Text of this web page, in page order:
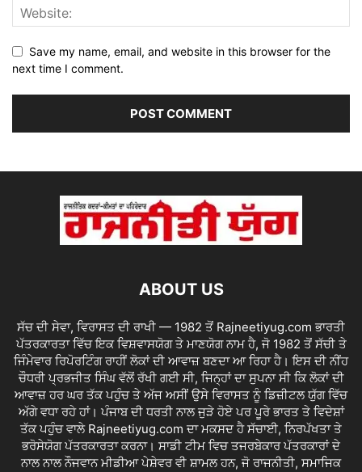
Save my name, email, and website in this browser for the
next time I comment.
ABOUT US
ਸੱਚ ਦੀ ਸੇਵਾ, ਵਿਰਾਸਤ ਦੀ ਰਾਖੀ — 1982 ਤੋਂ Rajneetiyug.com ਭਾਰਤੀ
ਪੱਤਰਕਾਰਤਾ ਵਿੱਚ ਇਕ ਵਿਸ਼ਵਾਸਯੋਗ ਤੇ ਮਾਣਯੋਗ ਨਾਮ ਹੈ, ਜੋ 1982 ਤੋਂ ਸੱਚੀ ਤੇ
ਜਿੰਮੇਵਾਰ ਰਿਪੋਰਟਿੰਗ ਰਾਹੀਂ ਲੋਕਾਂ ਦੀ ਆਵਾਜ਼ ਬਣਦਾ ਆ ਰਿਹਾ ਹੈ। ਇਸ ਦੀ ਨੀਂਹ
ਚੌਧਰੀ ਪ੍ਰਭਜੀਤ ਸਿੰਘ ਵੱਲੋਂ ਰੱਖੀ ਗਈ ਸੀ, ਜਿਨ੍ਹਾਂ ਦਾ ਸੁਪਨਾ ਸੀ ਕਿ ਲੋਕਾਂ ਦੀ
ਆਵਾਜ਼ ਹਰ ਘਰ ਤੱਕ ਪਹੁੰਚ ਤੇ ਅੱਜ ਅਸੀਂ ਉਸੇ ਵਿਰਾਸਤ ਨੂੰ ਡਿਜ਼ੀਟਲ ਯੁੱਗ ਵਿੱਚ
ਅੱਗੇ ਵਧਾ ਰਹੇ ਹਾਂ। ਪੰਜਾਬ ਦੀ ਧਰਤੀ ਨਾਲ ਜੁੜੇ ਹੋਏ ਪਰ ਪੂਰੇ ਭਾਰਤ ਤੇ ਵਿਦੇਸ਼ਾਂ
ਤੱਕ ਪਹੁੰਚ ਵਾਲੇ Rajneetiyug.com ਦਾ ਮਕਸਦ ਹੈ ਸੱਚਾਈ, ਨਿਰਪੱਖਤਾ ਤੇ
ਭਰੋਸੇਯੋਗ ਪੱਤਰਕਾਰਤਾ ਕਰਨਾ। ਸਾਡੀ ਟੀਮ ਵਿਚ ਤਜਰਬੇਕਾਰ ਪੱਤਰਕਾਰਾਂ ਦੇ
ਨਾਲ ਨਾਲ ਨੌਜਵਾਨ ਮੀਡੀਆ ਪੇਸ਼ੇਵਰ ਵੀ ਸ਼ਾਮਲ ਹਨ, ਜੋ ਰਾਜਨੀਤੀ, ਸਮਾਜਿਕ